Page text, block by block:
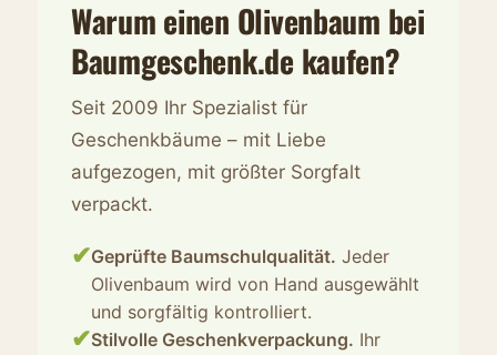
Warum einen Olivenbaum bei
Baumgeschenk.de kaufen?
Seit 2009 Ihr Spezialist für
Geschenkbäume – mit Liebe
aufgezogen, mit größter Sorgfalt
verpackt.
✔Geprüfte Baumschulqualität. Jeder
Olivenbaum wird von Hand ausgewählt
und sorgfältig kontrolliert.
✔Stilvolle Geschenkverpackung. Ihr